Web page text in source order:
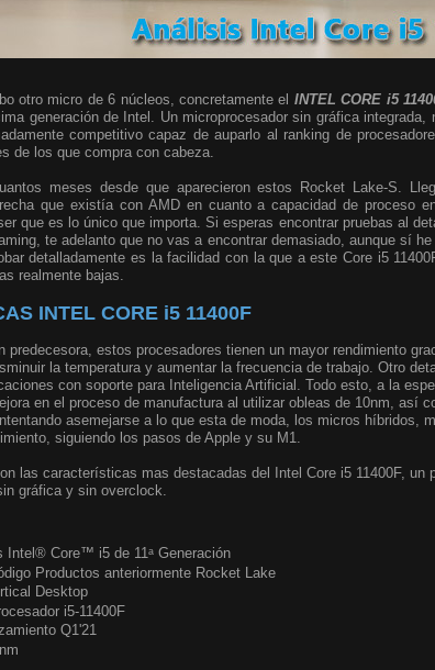
otro micro de 6 núcleos, concretamente el INTEL CORE i5
generación de Intel. Un microprocesador sin gráfica
competitivo capaz de auparlo al ranking de
de los que compra con cabeza.
meses desde que aparecieron estos Rocket Lake-S.
que existía con AMD en cuanto a capacidad de proceso
que es lo único que importa. Si esperas encontrar pruebas al
te adelanto que no vas a encontrar demasiado, aunque sí
detalladamente es la facilidad con la que a este Core i5
realmente bajas.
INTEL CORE i5 11400F
predecesora, estos procesadores tienen un mayor rendimiento
la temperatura y aumentar la frecuencia de trabajo. Otro
con soporte para Inteligencia Artificial. Todo esto, a la
en el proceso de manufactura al utilizar obleas de 10nm, así
asemejarse a lo que esta de moda, los micros híbridos,
siguiendo los pasos de Apple y su M1.
las características mas destacadas del Intel Core i5 11400F, un
gráfica y sin overclock.
Intel® Core™ i5 de 11ᵃ Generación
Productos anteriormente Rocket Lake
Desktop
i5-11400F
Q1'21